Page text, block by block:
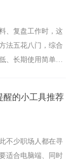
、复盘工作时，这
法五花八门，综合
、长期使用简单的
醒的小工具推荐
不少职场人都在寻
适合电脑端、同时